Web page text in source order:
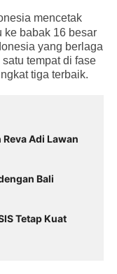
mencetak
ke babak 16 besar
yang berlaga
tempat di fase
tiga terbaik.
Adi Lawan
Bali
Tetap Kuat